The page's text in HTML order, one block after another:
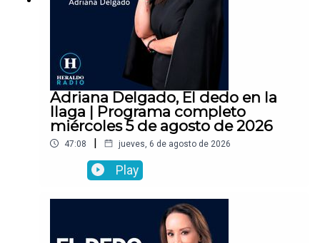
Adriana Delgado, El dedo en la
llaga | Programa completo
miércoles 5 de agosto de 2026
47:08 | jueves, 6 de agosto de 2026
Play